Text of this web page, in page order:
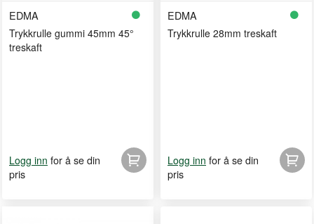
EDMA
Trykkrulle gummi 45mm 45°
treskaft
Logg inn for å se din
pris
EDMA
Trykkrulle 28mm treskaft
Logg inn for å se din
pris